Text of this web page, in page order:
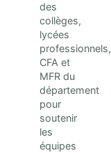
des
collèges,
lycées
professionnels,
CFA et
MFR du
département
pour
soutenir
les
équipes